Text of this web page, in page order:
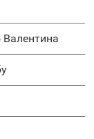
Валентина